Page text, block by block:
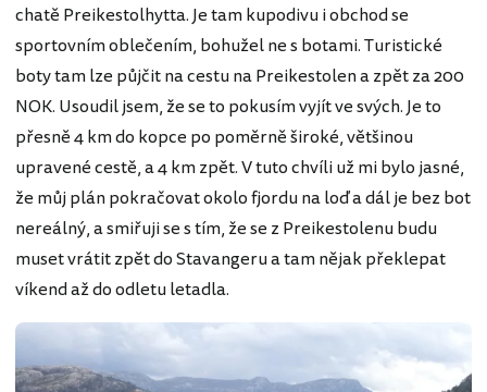
chatě Preikestolhytta. Je tam kupodivu i obchod se
sportovním oblečením, bohužel ne s botami. Turistické
boty tam lze půjčit na cestu na Preikestolen a zpět za 200
NOK. Usoudil jsem, že se to pokusím vyjít ve svých. Je to
přesně 4 km do kopce po poměrně široké, většinou
upravené cestě, a 4 km zpět. V tuto chvíli už mi bylo jasné,
že můj plán pokračovat okolo fjordu na loď a dál je bez bot
nereálný, a smiřuji se s tím, že se z Preikestolenu budu
muset vrátit zpět do Stavangeru a tam nějak překlepat
víkend až do odletu letadla.